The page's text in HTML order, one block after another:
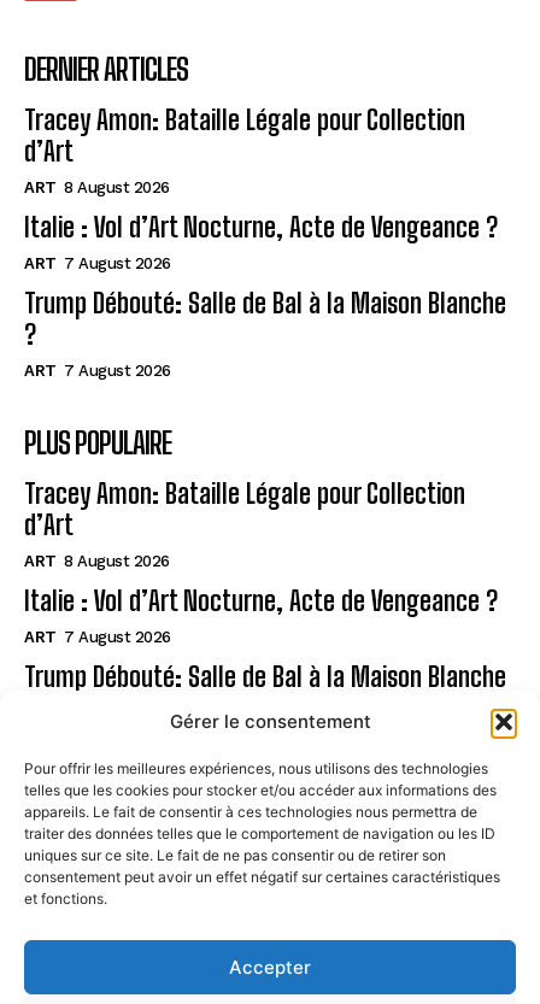
Gérer le consentement
Pour offrir les meilleures expériences, nous utilisons des technologies
telles que les cookies pour stocker et/ou accéder aux informations des
appareils. Le fait de consentir à ces technologies nous permettra de
traiter des données telles que le comportement de navigation ou les ID
uniques sur ce site. Le fait de ne pas consentir ou de retirer son
consentement peut avoir un effet négatif sur certaines caractéristiques
et fonctions.
Accepter
DERNIER ARTICLES
Tracey Amon: Bataille Légale pour Collection
d’Art
ART 8 August 2026
Italie : Vol d’Art Nocturne, Acte de Vengeance ?
ART 7 August 2026
Trump Débouté: Salle de Bal à la Maison Blanche
?
ART 7 August 2026
PLUS POPULAIRE
Tracey Amon: Bataille Légale pour Collection
d’Art
ART 8 August 2026
Italie : Vol d’Art Nocturne, Acte de Vengeance ?
ART 7 August 2026
Trump Débouté: Salle de Bal à la Maison Blanche
Page
CONTACT
MENTIONS LÉGALES